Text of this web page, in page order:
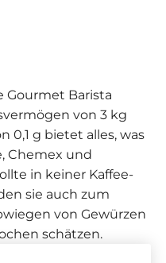
Gourmet Barista
von 3 kg
0,1 g bietet alles, was
Chemex und
in keiner Kaffee-
sie auch zum
von Gewürzen
schätzen.